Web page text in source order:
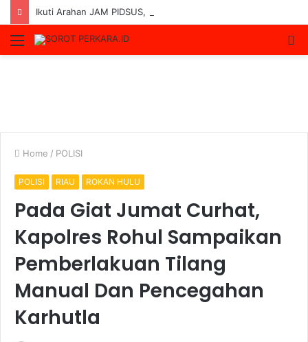
Menu
Home / POLISI
POLISI RIAU ROKAN HULU
Pada Giat Jumat Curhat,
Kapolres Rohul Sampaikan
Pemberlakuan Tilang
Manual Dan Pencegahan
Karhutla